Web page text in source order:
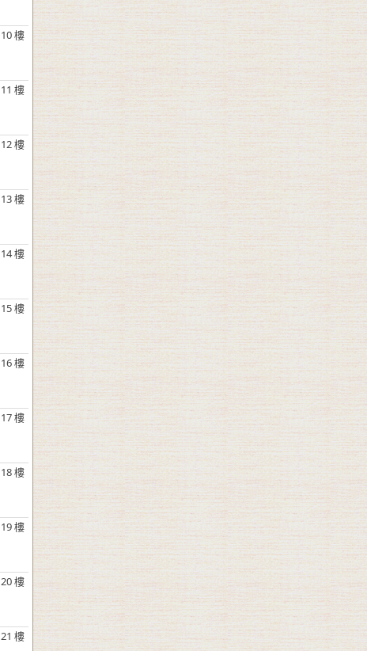
10 樓
11 樓
12 樓
13 樓
14 樓
15 樓
16 樓
17 樓
18 樓
19 樓
20 樓
21 樓